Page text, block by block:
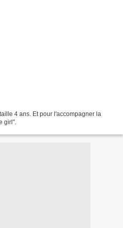
4 ans. Et pour l'accompagner la
girl".